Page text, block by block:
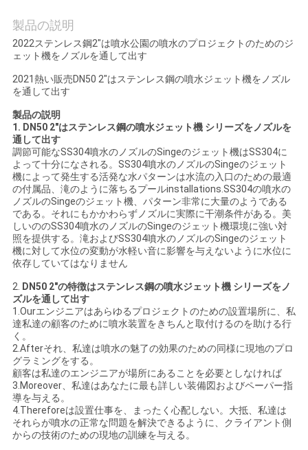
絡
し
さ
い
引
用
を
要
求
し
な
さ
い
NEWS
製品の説明
2022ステンレス鋼2"は噴水公園の噴水のプロジェクトのためのジ
ェット機をノズルを通して出す
2021熱い販売DN50 2"はステンレス鋼の噴水ジェット機をノズル
を通して出す
製品の説明
1. DN50 2"はステンレス鋼の噴水ジェット機 シリーズをノズルを
通して出す
調節可能なSS304噴水のノズルのSingeのジェット機はSS304に
よって十分になされる。 SS304噴水のノズルのSingeのジェット
機によって発生する活発な水パターンは水流の入口のための最適
の付属品、滝のように落ちるプールinstallations.SS304の噴水の
ノズルのSingeのジェット機、パターン非常に大量のようである
である。それにもかかわらずノズルに実際に干潮条件がある。美
しいののSS304噴水のノズルのSingeのジェット機環境に強い対
照を提供する。滝およびSS304噴水のノズルのSingeのジェット
機に対して水位の変動が水軽い音に影響を与えないように水位に
依存していてはなりません
2. DN50 2"の特徴はステンレス鋼の噴水ジェット機 シリーズをノ
ズルを通して出す
1.Ourエンジニアはあらゆるプロジェクトのための設置場所に、私
達私達の顧客のために噴水装置をきちんと取付けるのを助ける行
く。
2.Afterそれ、私達は噴水の魅了の効果のための同様に現地のプロ
グラミングをする。
顧客は私達のエンジニアが場所にあることを必要としなければ
3.Moreover、私達はあなたに最も詳しい装備図およびペーパー指
導を与える。
4.Thereforeは設置仕事を、まったく心配しない。大抵、私達は
それらが噴水の正常な問題を解決できるように、クライアント側
からの技術のための現地の訓練を与える。